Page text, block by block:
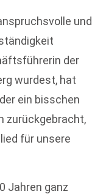
und
der
wurdest, hat
ein bisschen
zurückgebracht,
für unsere
Jahren ganz